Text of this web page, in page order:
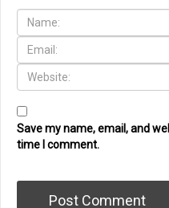
Save my name, email, and
time I comment.